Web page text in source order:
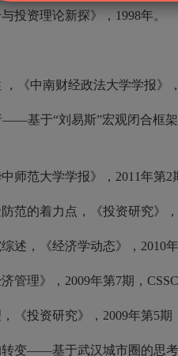
投资理论新探》，1998年。
《中南财经政法大学学报》
基于“刘易斯”宏观闭合框架
师范大学学报》，2011年第2
范的着力点，《投资研究》，
述，《经济学动态》，2010年
管理》，2009年第7期，
《投资研究》，2009年第5期
变——基于武汉城市圈的思考